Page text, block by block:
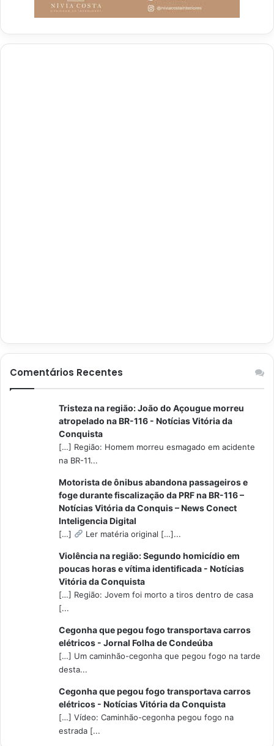
Comentários Recentes
Tristeza na região: João do Açougue morreu
atropelado na BR-116 - Notícias Vitória da
Conquista
[…] Região: Homem morreu esmagado em acidente
na BR-11...
Motorista de ônibus abandona passageiros e
foge durante fiscalização da PRF na BR-116 –
Notícias Vitória da Conquis – News Conect
Inteligencia Digital
[…] Ler matéria original […]...
Violência na região: Segundo homicídio em
poucas horas e vítima identificada - Notícias
Vitória da Conquista
[…] Região: Jovem foi morto a tiros dentro de casa
[...
Cegonha que pegou fogo transportava carros
elétricos - Jornal Folha de Condeúba
[…] Um caminhão-cegonha que pegou fogo na tarde
desta...
Cegonha que pegou fogo transportava carros
elétricos - Notícias Vitória da Conquista
[…] Vídeo: Caminhão-cegonha pegou fogo na
estrada [...